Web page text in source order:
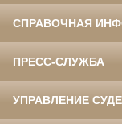
СПРАВОЧНАЯ
ПРЕСС-СЛУЖБА
УПРАВЛЕНИЕ